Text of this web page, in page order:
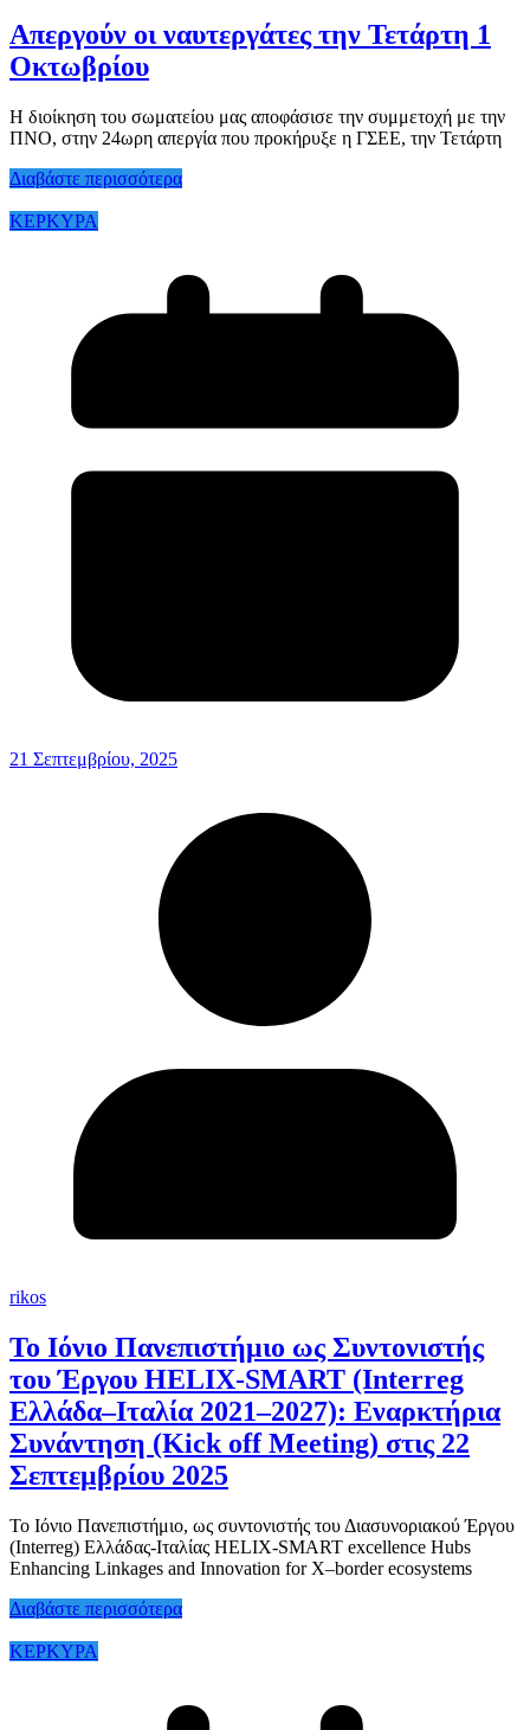
Απεργούν οι ναυτεργάτες την Τετάρτη 1
Οκτωβρίου
Η διοίκηση του σωματείου μας αποφάσισε την συμμετοχή με την
ΠΝΟ, στην 24ωρη απεργία που προκήρυξε η ΓΣΕΕ, την Τετάρτη
Διαβάστε περισσότερα
ΚΕΡΚΥΡΑ
21 Σεπτεμβρίου, 2025
rikos
Το Ιόνιο Πανεπιστήμιο ως Συντονιστής
του Έργου HELIX-SMART (Interreg
Ελλάδα–Ιταλία 2021–2027): Εναρκτήρια
Συνάντηση (Kick off Meeting) στις 22
Σεπτεμβρίου 2025
Το Ιόνιο Πανεπιστήμιο, ως συντονιστής του Διασυνοριακού Έργου
(Interreg) Ελλάδας-Ιταλίας HELIX-SMART excellence Hubs
Enhancing Linkages and Innovation for X–border ecosystems
Διαβάστε περισσότερα
ΚΕΡΚΥΡΑ